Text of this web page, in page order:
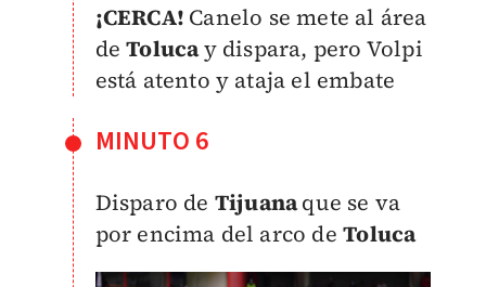
¡CERCA! Canelo se mete al área
deTolucay dispara, pero Volpi
está atento y ataja el embate
MINUTO 6
Disparo de Tijuanaque se va
por encima del arco deToluca